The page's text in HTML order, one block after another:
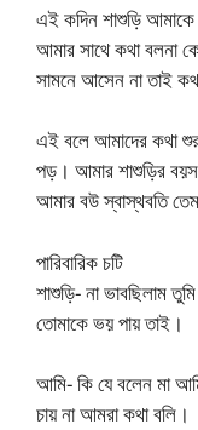
এই কদিন শাশুড়ি আমাকে
আমার সাথে কথা বলনা
সামনে আসেন না তাই
এই বলে আমাদের কথা
পড়। আমার শাশুড়ির
আমার বউ স্বাস্থবতি
পারিবারিক চটি
শাশুড়ি- না ভাবছিলাম
তোমাকে ভয় পায় তাই।
আমি- কি যে বলেন মা
চায় না আমরা কথা বলি।